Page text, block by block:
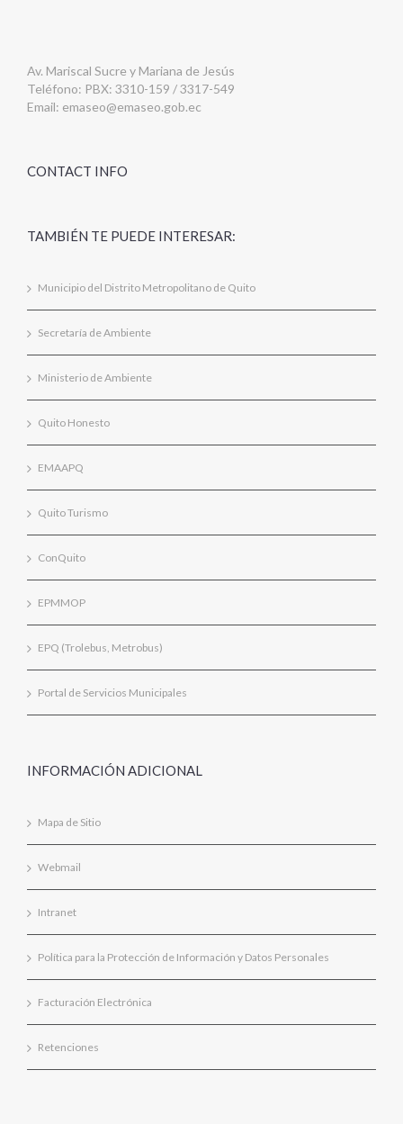
Av. Mariscal Sucre y Mariana de Jesús
Teléfono: PBX: 3310-159 / 3317-549
Email: emaseo@emaseo.gob.ec
CONTACT INFO
TAMBIÉN TE PUEDE INTERESAR:
Municipio del Distrito Metropolitano de Quito
Secretaría de Ambiente
Ministerio de Ambiente
Quito Honesto
EMAAPQ
Quito Turismo
ConQuito
EPMMOP
EPQ (Trolebus, Metrobus)
Portal de Servicios Municipales
INFORMACIÓN ADICIONAL
Mapa de Sitio
Webmail
Intranet
Política para la Protección de Información y Datos Personales
Facturación Electrónica
Retenciones